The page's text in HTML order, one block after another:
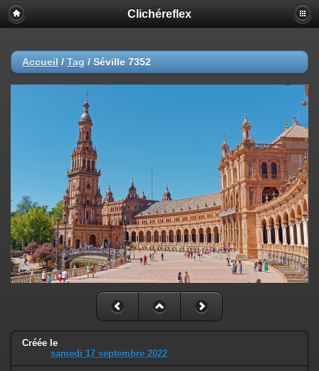
Clichéreflex
Accueil / Tag / Séville 7352
Créée le
samedi 17 septembre 2022